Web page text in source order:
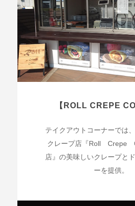
【ROLL CREPE
テイクアウトコーナーでは
クレープ店『Roll Crepe
店』の美味しいクレープと
ーを提供。